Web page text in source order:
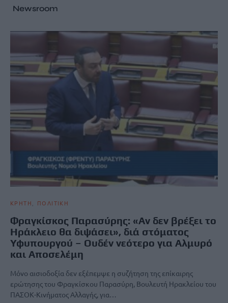
Newsroom
ΚΡΗΤΗ ΠΟΛΙΤΙΚΗ
Φραγκίσκος Παρασύρης: «Αν δεν βρέξει το
Ηράκλειο θα διψάσει», διά στόματος
Υφυπουργού – Ουδέν νεότερο για Αλμυρό
και Αποσελέμη
Mόνο αισιοδοξία δεν εξέπεμψε η συζήτηση της επίκαιρης
ερώτησης του Φραγκίσκου Παρασύρη, Βουλευτή Ηρακλείου του
ΠΑΣΟΚ-Κινήματος Αλλαγής, για…